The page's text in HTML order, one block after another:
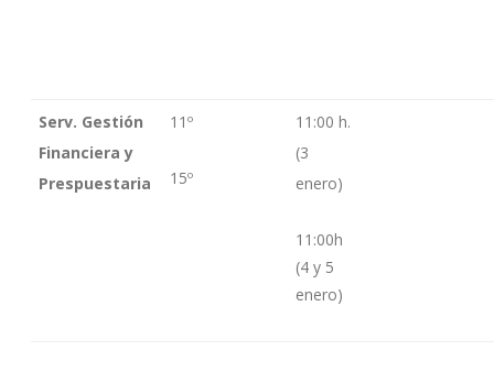
Serv. Gestión
Financiera y
Prespuestaria
11º
15º
11:00 h.
(3
enero)
11:00h
(4 y 5
enero)